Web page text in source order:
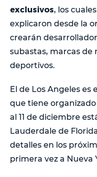
exclusivos, los
explicaron desde la
crearán
subastas, marcas de
deportivos.
El de Los Angeles es
que tiene organizado
al 11 de diciembre
Lauderdale de
detalles en los
primera vez a Nueva